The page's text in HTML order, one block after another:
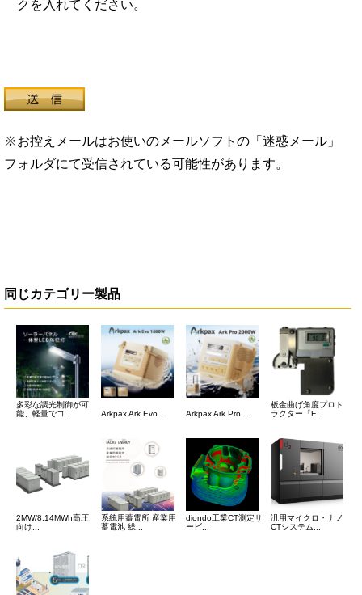
クを入れてください。
※お控えメールはお使いのメールソフトの「迷惑メール」
フォルダにて受信されている可能性があります。
同じカテゴリー製品
多彩な調光制御が可
能、軽量でコ...
Arkpax Ark Evo ... Arkpax Ark Pro ...
板金曲げ角度プロト
ラクター「E...
2MW/8.14MWh高圧
向け...
系統用蓄電所 産業用
蓄電池 総...
diondo工業CT測定サ
ービ...
汎用マイクロ・ナノ
CTシステム...